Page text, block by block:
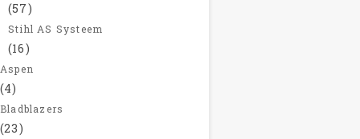
(57)
Stihl AS Systeem
(16)
Aspen
(4)
Bladblazers
(23)